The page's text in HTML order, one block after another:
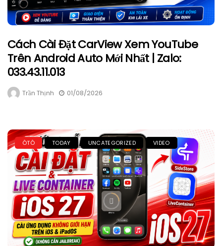
Cách Cài Đặt CarView Xem YouTube
Trên Android Auto Mới Nhất | Zalo:
033.43.11.013
Trần Thịnh 01/08/2026
ÔTÔ TODAY UNCATEGORIZED VIDEO